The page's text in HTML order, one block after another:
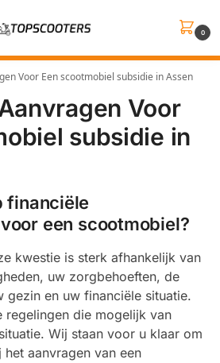
0
Voor Een scootmobiel subsidie in Assen
Voor
subsidie in
financiële
een scootmobiel?
kwestie is sterk afhankelijk van
uw zorgbehoeften, de
gezin en uw financiële situatie.
regelingen die mogelijk van
Wij staan voor u klaar om
aanvragen van een